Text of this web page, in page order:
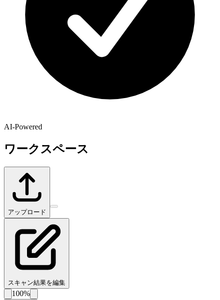
AI-Powered
ワークスペース
アップロード
スキャン結果を編集
100%